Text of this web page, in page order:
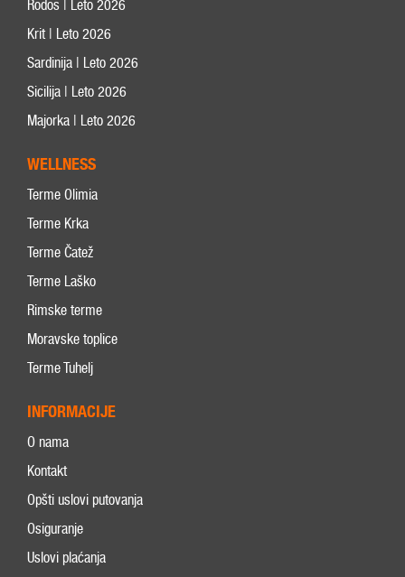
Rodos | Leto 2026
Krit | Leto 2026
Sardinija | Leto 2026
Sicilija | Leto 2026
Majorka | Leto 2026
WELLNESS
Terme Olimia
Terme Krka
Terme Čatež
Terme Laško
Rimske terme
Moravske toplice
Terme Tuhelj
INFORMACIJE
O nama
Kontakt
Opšti uslovi putovanja
Osiguranje
Uslovi plaćanja